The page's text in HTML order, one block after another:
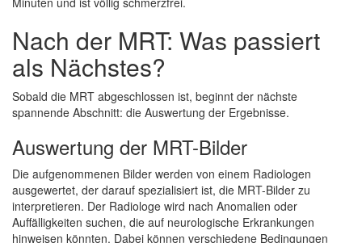
Nach der MRT: Was passiert
als Nächstes?
Sobald die MRT abgeschlossen ist, beginnt der nächste
spannende Abschnitt: die Auswertung der Ergebnisse.
Auswertung der MRT-Bilder
Die aufgenommenen Bilder werden von einem Radiologen
ausgewertet, der darauf spezialisiert ist, die MRT-Bilder zu
interpretieren. Der Radiologe wird nach Anomalien oder
Auffälligkeiten suchen, die auf neurologische Erkrankungen
hinweisen könnten. Dabei können verschiedene Bedingungen